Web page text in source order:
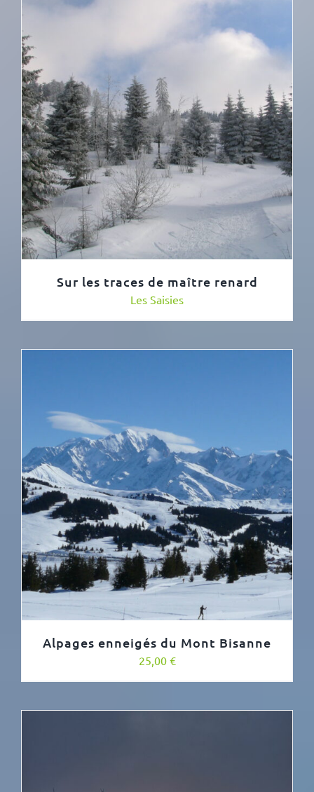
Sur les traces de maître renard
Les Saisies
Alpages enneigés du Mont Bisanne
25,00 €